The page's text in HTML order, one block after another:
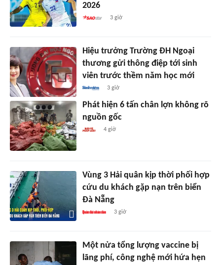
2026
3 giờ
Hiệu trưởng Trường ĐH Ngoại
thương gửi thông điệp tới sinh
viên trước thềm năm học mới
3 giờ
Phát hiện 6 tấn chân lợn không rõ
nguồn gốc
4 giờ
Vùng 3 Hải quân kịp thời phối hợp
cứu du khách gặp nạn trên biển
Đà Nẵng
3 giờ
Một nửa tổng lượng vaccine bị
lãng phí, công nghệ mới hứa hẹn